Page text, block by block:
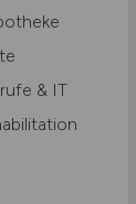
& IT